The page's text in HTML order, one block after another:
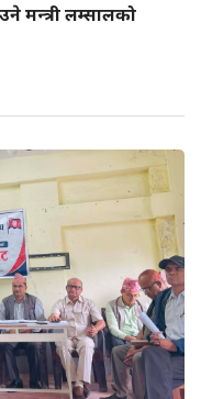
मन्त्री लम्सालको